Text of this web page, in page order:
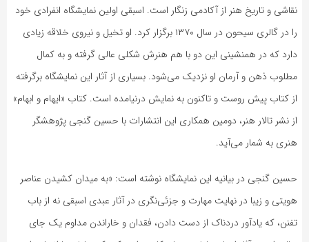
نقاشی و تاریخ هنر از آکادمی زنگار است. اسبقی اولین نمایشگاه انفرادی خود
را در گالری سیحون در سال ۱۳۷۰ برگزار کرد. او تخیل و نیروی خلاقه زیادی
دارد که در همنشینی این دو با هم هنرش شکلی عالی گرفته و به کمال
مطلوب ذهن و آرمان او نزدیک می‌شود. بسیاری از آثار این نمایشگاه برگرفته
از کتاب پیش روست و تاکنون به نمایش درنیامده است. کتاب «ایهام و ابهام»
از نشر تالار هنر، دومین همکاری این انتشارات با حسین گنجی پژوهشگر
هنری به شمار می‌آید.
حسین گنجی در بیانیه این نمایشگاه نوشته است: «به میدان کشیدن عناصر
هویتی و زیبا در نهایت مهارت و جزئی‌نگری در آثار عبدی اسبقی نه از باب
تفنن، که یادآور دردناک از دست دادن، فقدان و خاراندن مداوم یک جای